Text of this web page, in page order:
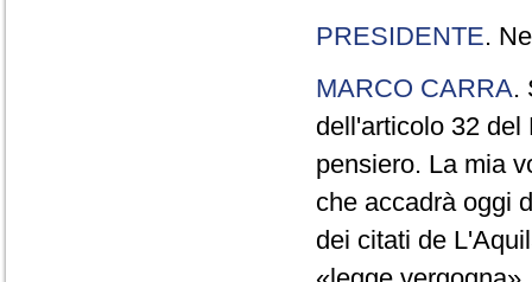
PRESIDENTE.
MARCO CARRA.
dell'articolo 32 del
pensiero. La mia
che accadrà oggi
dei citati de